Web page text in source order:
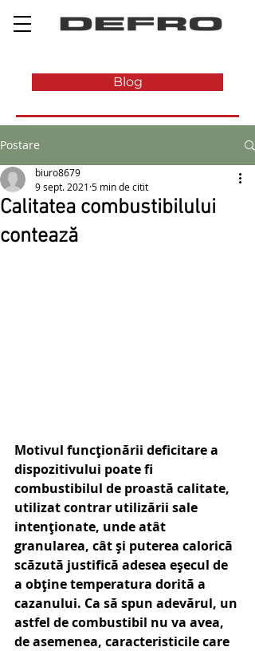
Blog
Postare
Calitatea combustibilului
contează
biuro8679
9 sept. 2021 5 min de citit
Motivul funcționării deficitare a
dispozitivului poate fi
combustibilul de proastă calitate,
utilizat contrar utilizării sale
intenționate, unde atât
granularea, cât și puterea calorică
scăzută justifică adesea eșecul de
a obține temperatura dorită a
cazanului. Ca să spun adevărul, un
astfel de combustibil nu va avea,
de asemenea, caracteristicile care